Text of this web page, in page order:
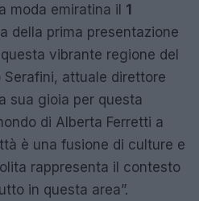
moda emiratina il 1
della prima presentazione
vibrante regione del
Serafini, attuale direttore
sua gioia per questa
di Alberta Ferretti a
è una fusione di culture e
rappresenta il contesto
in questa area”.